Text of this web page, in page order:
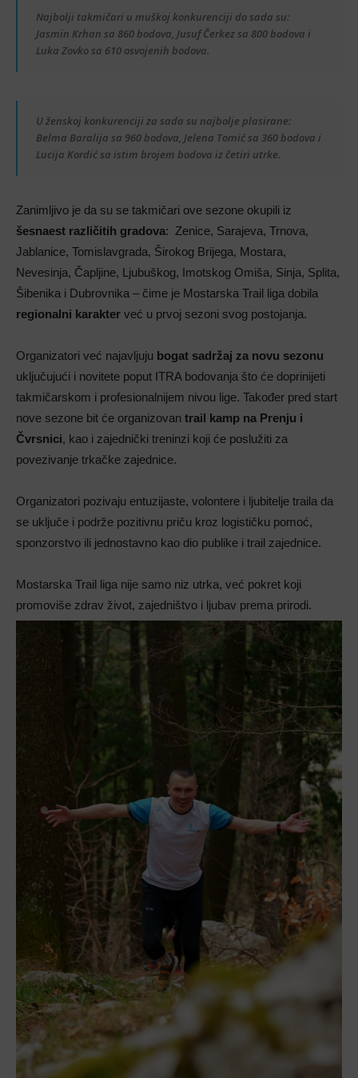
Najbolji takmičari u muškoj konkurenciji do sada su:
Jasmin Krhan sa 860 bodova, Jusuf Čerkez sa 800 bodova i
Luka Zovko sa 610 osvojenih bodova.
U ženskoj konkurenciji za sada su najbolje plasirane:
Belma Baralija sa 960 bodova, Jelena Tomić sa 360 bodova i
Lucija Kordić sa istim brojem bodova iz četiri utrke.
Zanimljivo je da su se takmičari ove sezone okupili iz
šesnaest različitih gradova: Zenice, Sarajeva, Trnova,
Jablanice, Tomislavgrada, Širokog Brijega, Mostara,
Nevesinja, Čapljine, Ljubuškog, Imotskog Omiša, Sinja, Splita,
Šibenika i Dubrovnika – čime je Mostarska Trail liga dobila
regionalni karakter već u prvoj sezoni svog postojanja.
Organizatori već najavljuju bogat sadržaj za novu sezonu
uključujući i novitete poput ITRA bodovanja što će doprinijeti
takmičarskom i profesionalnijem nivou lige. Također pred start
nove sezone bit će organizovan trail kamp na Prenju i
Čvrsnici, kao i zajednički treninzi koji će poslužiti za
povezivanje trkačke zajednice.
Organizatori pozivaju entuzijaste, volontere i ljubitelje traila da
se uključe i podrže pozitivnu priču kroz logističku pomoć,
sponzorstvo ili jednostavno kao dio publike i trail zajednice.
Mostarska Trail liga nije samo niz utrka, već pokret koji
promoviše zdrav život, zajedništvo i ljubav prema prirodi.